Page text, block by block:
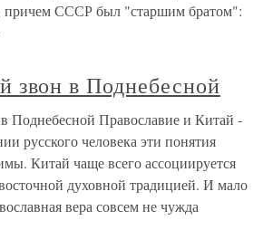
причем СССР был "старшим братом":
звон в Поднебесной
Поднебесной Православие и Китай -
русского человека эти понятия
Китай чаще всего ассоциируется
духовной традицией. И мало
вера совсем не чужда